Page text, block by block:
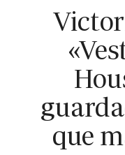
que